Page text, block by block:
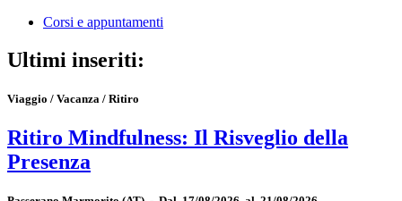
Corsi e appuntamenti
Ultimi inseriti:
Viaggio / Vacanza / Ritiro
Ritiro Mindfulness: Il Risveglio della
Presenza